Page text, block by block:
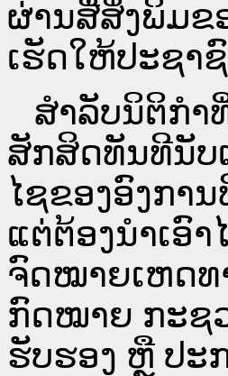
ຜ່ານ​ສື່ສິ່ງພິມຂ
ເຮັດໃຫ້ປະຊາ
ສໍາລັບນິຕິກໍາ
ສັກສິດທັນທີນັບ
ໄຊຂອງອົງກາ
ແຕ່ຕ້ອງນໍາເອົ
ຈົດ​ໝາຍ​ເຫດ​ທ
ກົດໝາຍ ກະຊ
ຮັບຮອງ ຫຼື ປະ